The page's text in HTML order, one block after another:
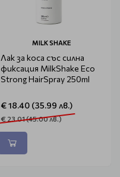
MILK SHAKE
Лак за коса със силна
фиксация MilkShake Eco
Strong HairSpray 250ml
€ 18.40 (35.99 лв.)
€ 23.01 (45.00 лв.)